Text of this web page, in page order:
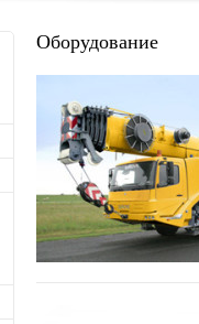
Оборудование